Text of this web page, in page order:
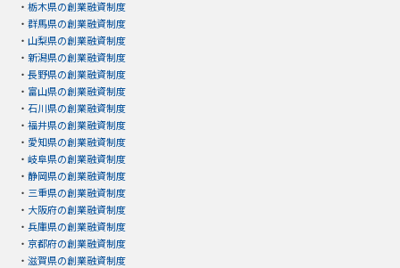
・ 栃木県の創業融資制度
・ 群馬県の創業融資制度
・ 山梨県の創業融資制度
・ 新潟県の創業融資制度
・ 長野県の創業融資制度
・ 富山県の創業融資制度
・ 石川県の創業融資制度
・ 福井県の創業融資制度
・ 愛知県の創業融資制度
・ 岐阜県の創業融資制度
・ 静岡県の創業融資制度
・ 三重県の創業融資制度
・ 大阪府の創業融資制度
・ 兵庫県の創業融資制度
・ 京都府の創業融資制度
・ 滋賀県の創業融資制度